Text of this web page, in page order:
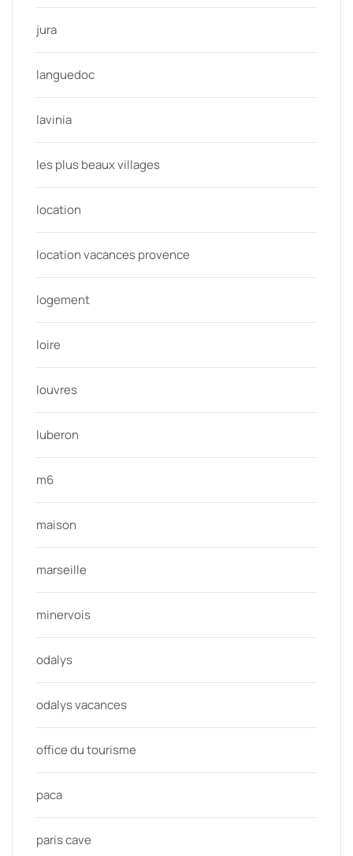
jura
languedoc
lavinia
les plus beaux villages
location
location vacances provence
logement
loire
louvres
luberon
m6
maison
marseille
minervois
odalys
odalys vacances
office du tourisme
paca
paris cave